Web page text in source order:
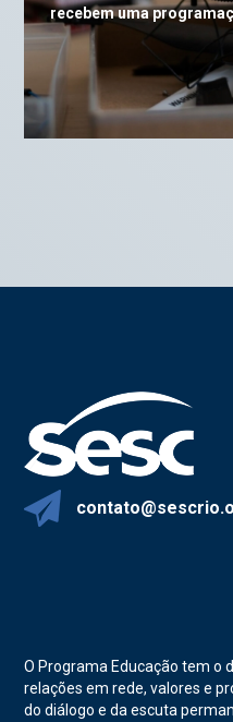
recebem uma
O Programa Educação tem o
relações em rede, valores e
do diálogo e da escuta